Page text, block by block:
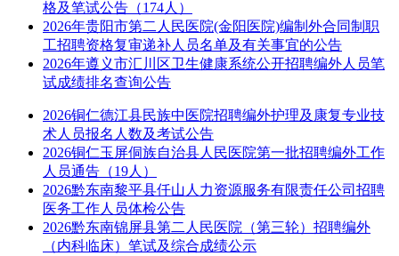
格及笔试公告（174人）
2026年贵阳市第二人民医院(金阳医院)编制外合同制职
工招聘资格复审递补人员名单及有关事宜的公告
2026年遵义市汇川区卫生健康系统公开招聘编外人员笔
试成绩排名查询公告
2026铜仁德江县民族中医院招聘编外护理及康复专业技
术人员报名人数及考试公告
2026铜仁玉屏侗族自治县人民医院第一批招聘编外工作
人员通告（19人）
2026黔东南黎平县仟山人力资源服务有限责任公司招聘
医务工作人员体检公告
2026黔东南锦屏县第二人民医院（第三轮）招聘编外
（内科临床）笔试及综合成绩公示